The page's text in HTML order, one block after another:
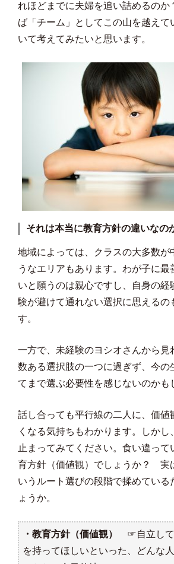
れほどまでに夫婦を追い詰めるのか
ば「チーム」としてこの山を越えて
いて考えてみたいと思います。
それは本当に教育方針の違いなの
地域によっては、クラスの大多数が
うなエリアもあります。わが子に最
いと願うのは親心ですし、自身の経
験が避けて通れない選択に思えるの
す。
一方で、未経験のヨシオさんから見
数ある選択肢の一つに過ぎず、今の
てまで選ぶ必要性を感じないのかも
話し合っても平行線の二人に、価値
くなる気持ちもわかります。しかし
止まってみてください。食い違って
育方針（価値観）でしょうか？ 実
いうルート選びの段階で揉めている
ょうか。
・教育方針（価値観） ☞自立し
を持ってほしいといった、どんな